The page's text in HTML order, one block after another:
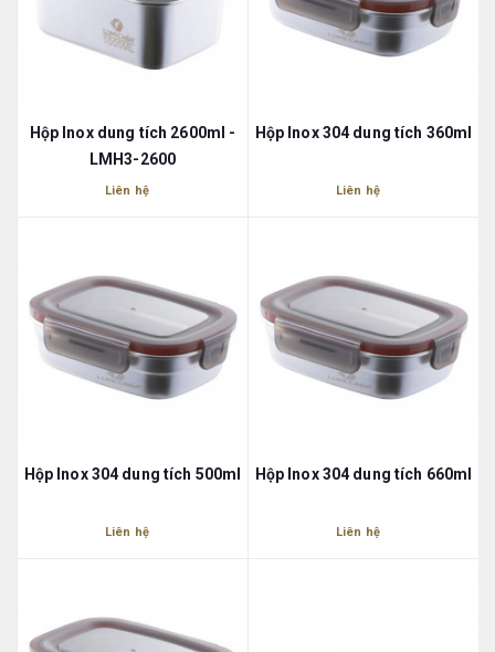
Hộp Inox dung tích 2600ml -
LMH3-2600
Liên hệ
Hộp Inox 304 dung tích 360ml
Liên hệ
Hộp Inox 304 dung tích 500ml
Liên hệ
Hộp Inox 304 dung tích 660ml
Liên hệ